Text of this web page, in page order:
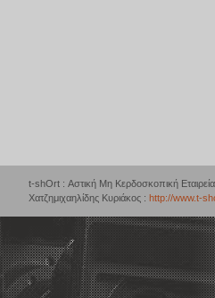
t-shOrt : Αστική Μη Κερδοσκοπική
Χατζημιχαηλίδης Κυριάκος : http://www.t-